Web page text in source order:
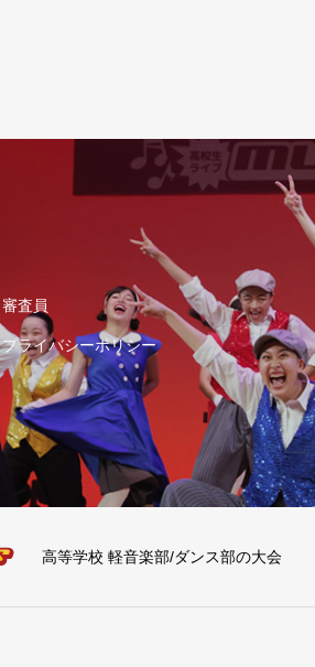
審査員
プライバシーポリシー
高等学校 軽音楽部/ダンス部の大会